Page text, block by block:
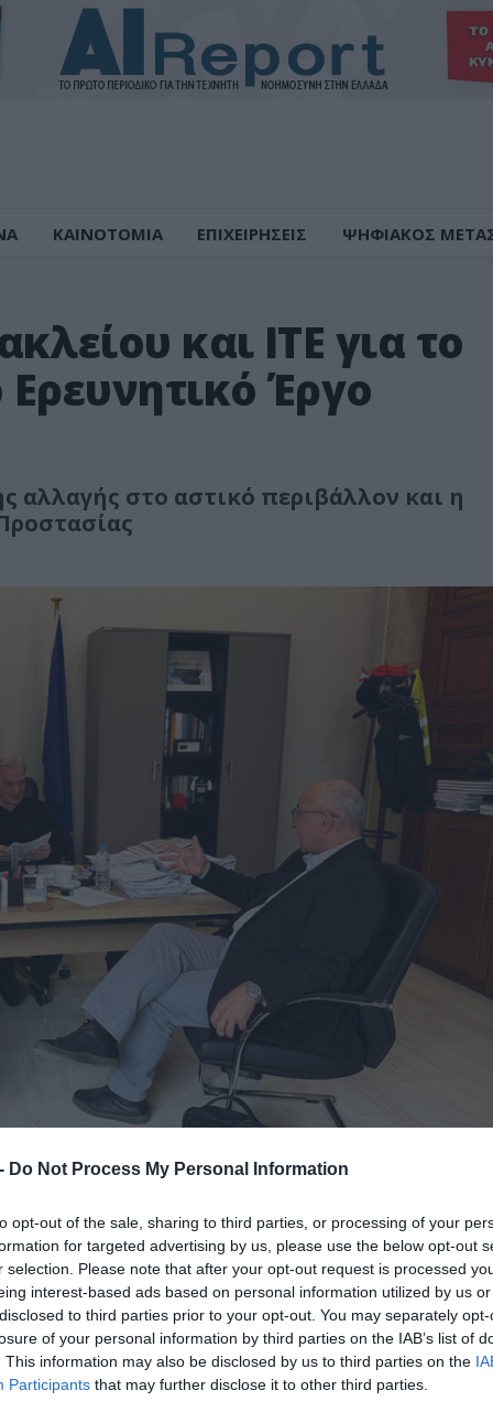
Do Not Process My Personal Information
opt-out of the sale, sharing to third parties, or processing of your
for targeted advertising by us, please use the below opt-out
selection. Please note that after your opt-out request is processed
interest-based ads based on personal information utilized by us
to third parties prior to your opt-out. You may separately
of your personal information by third parties on the IAB’s list of
This information may also be disclosed by us to third parties on the
Participants that may further disclose it to other third parties.
ΚΑΙΝΟΤΟΜΙΑ ΕΠΙΧΕΙΡΗΣΕΙΣ ΨΗΦΙΑΚΟΣ
και ΙΤΕ για το
Έργο
αλλαγής στο αστικό περιβάλλον και η
του Δήμου Ηρακλείου ξεκινά στο πλαίσιο
χρηματοδοτείται από το Ευρωπαϊκό
το ΙΤΕ, με στόχο την κατανόηση της
αλλαγής και κατ’ επέκταση την
Πολιτικής Προστασίας σε κάθε επίπεδο.